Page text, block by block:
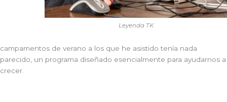
Leyenda TK
campamentos de verano a los que he asistido tenía nada
parecido, un programa diseñado esencialmente para ayudarnos a
crecer.